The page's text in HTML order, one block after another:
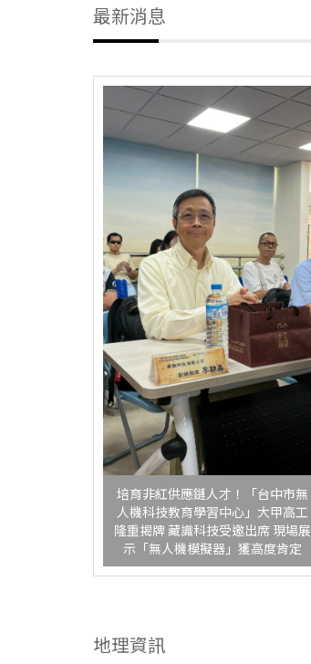
最新消息
培育非紅供應鏈人才！「台中市無
人機科技教育學習中心」大甲高工
隆重揭牌 藏識科技受邀出席 現場展
示「無人機模擬器」獲高度肯定
地理資訊